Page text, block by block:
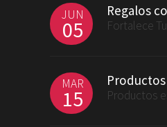
JUN
05
Regalos
Fortalece
MAR
15 Productos